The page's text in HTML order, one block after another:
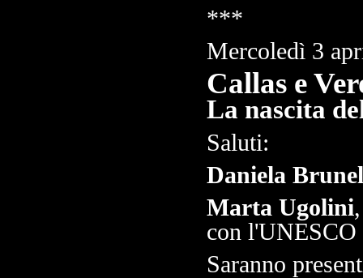
***
Mercoledì 3
Callas e
La nascita
Saluti:
Daniela
Marta Ugolini
con l'UNESCO
Saranno